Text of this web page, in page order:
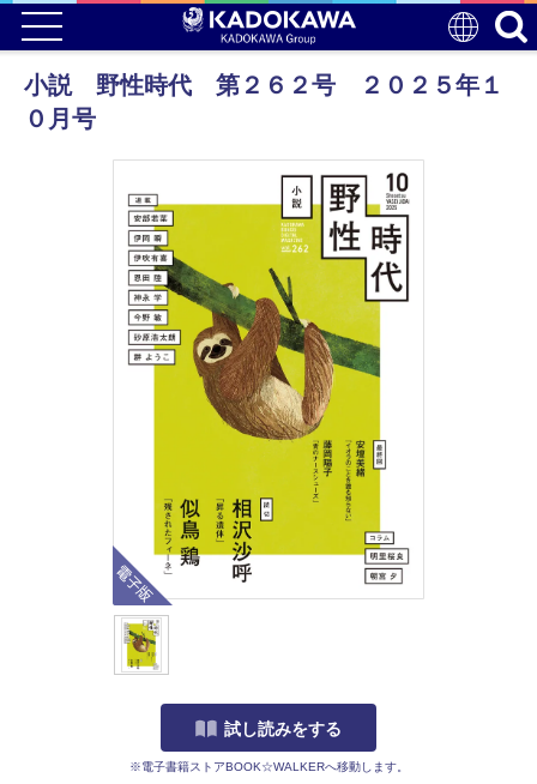
小説 野性時代 第２６２号 ２０２５年１
０月号
電子版
試し読みをする
※電子書籍ストアBOOK☆WALKERへ移動します。